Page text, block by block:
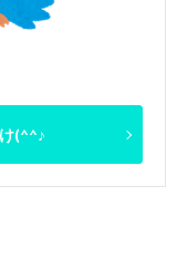
(^^♪